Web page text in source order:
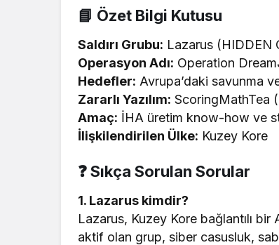
📘 Özet Bilgi Kutusu
Saldırı Grubu: Lazarus (HIDDEN
Operasyon Adı: Operation
Hedefler: Avrupa’daki savunma
Zararlı Yazılım: ScoringMathTea
Amaç: İHA üretim know-how ve
İlişkilendirilen Ülke: Kuzey Kore
❓ Sıkça Sorulan Sorular
1. Lazarus kimdir?
Lazarus, Kuzey Kore bağlantılı
aktif olan grup, siber casusluk,